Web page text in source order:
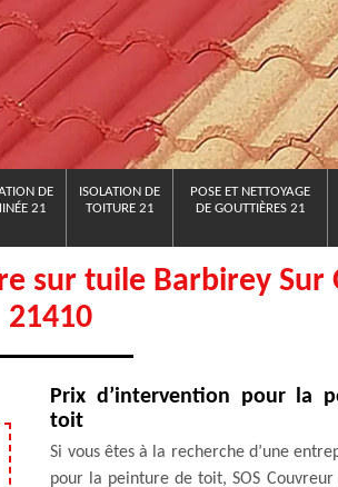
DE
21
ISOLATION DE
TOITURE 21
POSE ET NETTOYAGE
DE GOUTTIÈRES 21
sur tuile Barbirey Sur
21410
Prix d’intervention pour la
toit
Si vous êtes à la recherche d’une
pour la peinture de toit, SOS